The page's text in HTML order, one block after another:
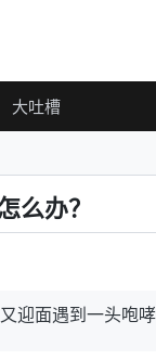
大吐槽
么办？
迎面遇到一头咆